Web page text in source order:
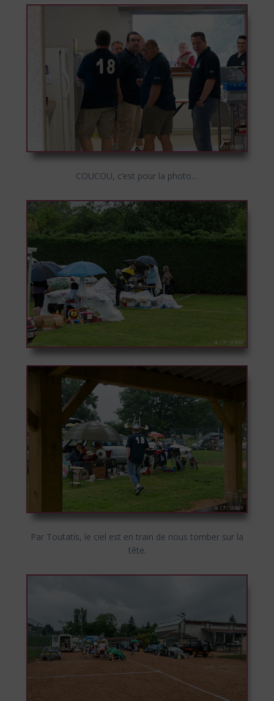
COUCOU, c’est pour la photo…
Par Toutatis, le ciel est en train de nous tomber sur la
tête.